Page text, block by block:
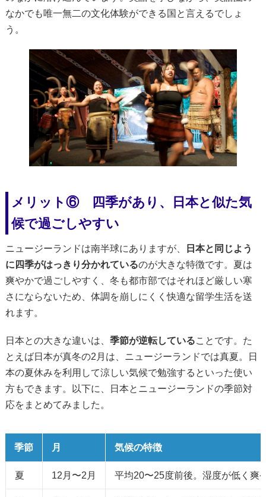
なかでも唯一無二の文化体験ができる国と言えるでしょ
う。
メリット⑥ 四季があり、日本と似た気
候で過ごしやすい
ニュージーランドは南半球にありますが、
日本と同じよう
に四季がはっきり分かれているのが大きな特徴です。夏は
爽やかで過ごしやすく、冬も都市部ではそれほど厳しい寒
さにならないため、体調を崩しにくく快適な留学生活を送
れます。
日本との大きな違いは、 季節が逆転していることです。た
とえば日本が真冬の2月は、ニュージーランドでは真夏。日
本の夏休みを利用して涼しい気候で勉強するといった使い
方もできます。以下に、日本とニュージーランドの季節対
応をまとめてみました。
季節 月 気候の特徴
夏 12月〜2月 平均20〜25度前後。湿度が低く爽